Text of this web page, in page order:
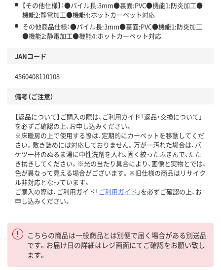
【その他仕様】：●パイル長:3mm●裏面:PVC●機能1:防炎加工●
機能2:静電加工●機能4:ホットカーペット対応
その他商品仕様：●パイル長:3mm●裏面:PVC●機能1:防炎加工
●機能2:静電加工●機能4:ホットカーペット対応
JANコード
4560408110108
備考（ご注意）
【返品について】ご購入の際は、ご利用ガイド「返品・交換について」
を必ずご確認の上、お申し込みください。
※床暖房の上で使用する際は、定期的にカーペットを移動してくだ
さい。敷き詰めには対応しておりません。万が一汚れた場合は、バ
ケツ一杯のぬるま湯に中性洗剤を入れ、固く絞ったふきんで、たた
き拭きしてください。※光の当たり具合により、画像と実物とでは、
色が異なって見える場合がございます。※旧仕様の商品はリサイク
ル非対応となっています。
ご購入の際は、ご利用ガイド「ご利用ガイド 」を必ずご確認の上、お
申し込みください。
こちらの商品は一般商品とは別便で届く場合がある別送品
です。お届け日の詳細はレジ画面にてご確認をお願い致し
ます。